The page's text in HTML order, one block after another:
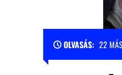
OLVASÁS: 22